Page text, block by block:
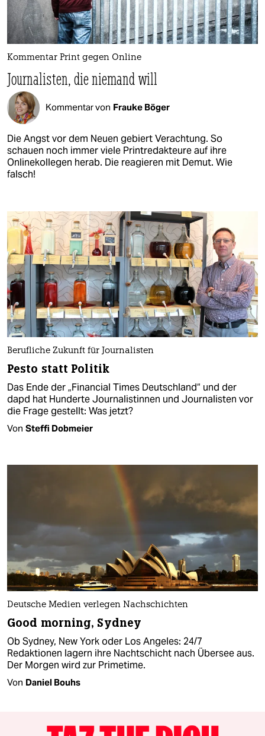
Kommentar Print gegen Online
Journalisten, die niemand will
Kommentar von Frauke Böger
Die Angst vor dem Neuen gebiert Verachtung. So
schauen noch immer viele Printredakteure auf ihre
Onlinekollegen herab. Die reagieren mit Demut. Wie
falsch!
Berufliche Zukunft für Journalisten
Pesto statt Politik
Das Ende der „Financial Times Deutschland“ und der
dapd hat Hunderte Journalistinnen und Journalisten vor
die Frage gestellt: Was jetzt?
Von Steffi Dobmeier
Deutsche Medien verlegen Nachschichten
Good morning, Sydney
Ob Sydney, New York oder Los Angeles: 24/7
Redaktionen lagern ihre Nachtschicht nach Übersee aus.
Der Morgen wird zur Primetime.
Von Daniel Bouhs